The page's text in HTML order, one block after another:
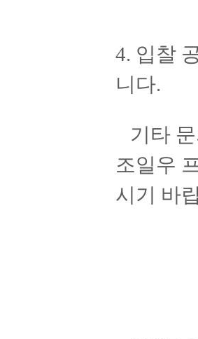
4. 입찰
니다.
기타
조일우
시기 바